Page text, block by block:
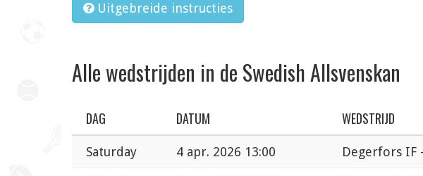
Uitgebreide instructies
Alle wedstrijden in de Swedish Allsvenskan
DAG DATUM WEDSTRIJD
Saturday 4 apr. 2026 13:00 Degerfors IF